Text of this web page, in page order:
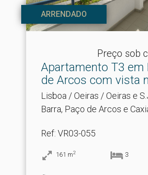
ARRENDADO
Preço sob
Apartamento T3 em
de Arcos com vista
Lisboa / Oeiras / Oeiras e
Barra, Paço de Arcos e
Ref: VR03-055
161 m2 3